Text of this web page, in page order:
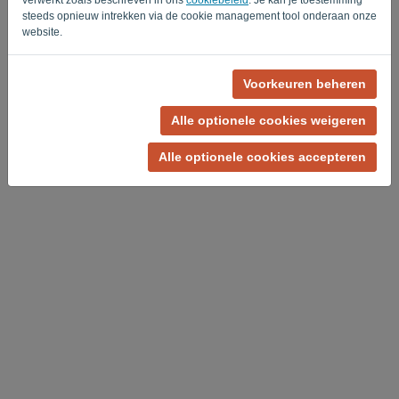
steeds opnieuw intrekken via de cookie management tool onderaan onze
website.
Voorkeuren beheren
Alle optionele cookies weigeren
Alle optionele cookies accepteren
Privacy Policy -Terms of Service.